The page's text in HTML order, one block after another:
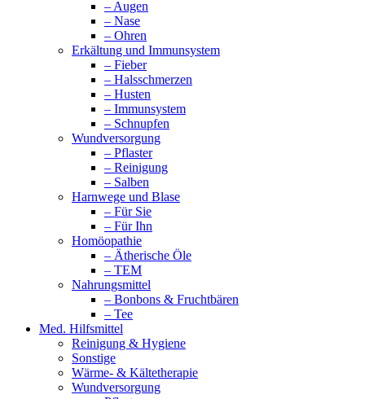
– Augen
– Nase
– Ohren
Erkältung und Immunsystem
– Fieber
– Halsschmerzen
– Husten
– Immunsystem
– Schnupfen
Wundversorgung
– Pflaster
– Reinigung
– Salben
Harnwege und Blase
– Für Sie
– Für Ihn
Homöopathie
– Ätherische Öle
– TEM
Nahrungsmittel
– Bonbons & Fruchtbären
– Tee
Med. Hilfsmittel
Reinigung & Hygiene
Sonstige
Wärme- & Kältetherapie
Wundversorgung